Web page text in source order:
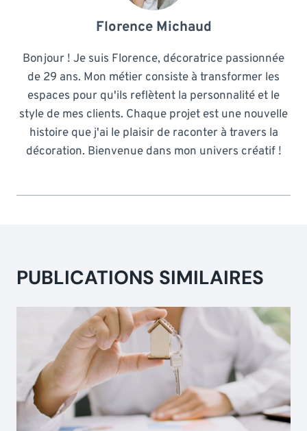
Florence Michaud
Bonjour ! Je suis Florence, décoratrice passionnée
de 29 ans. Mon métier consiste à transformer les
espaces pour qu'ils reflètent la personnalité et le
style de mes clients. Chaque projet est une nouvelle
histoire que j'ai le plaisir de raconter à travers la
décoration. Bienvenue dans mon univers créatif !
PUBLICATIONS SIMILAIRES